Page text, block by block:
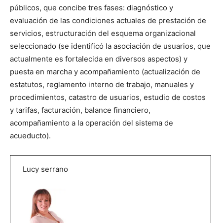
públicos, que concibe tres fases: diagnóstico y
evaluación de las condiciones actuales de prestación de
servicios, estructuración del esquema organizacional
seleccionado (se identificó la asociación de usuarios, que
actualmente es fortalecida en diversos aspectos) y
puesta en marcha y acompañamiento (actualización de
estatutos, reglamento interno de trabajo, manuales y
procedimientos, catastro de usuarios, estudio de costos
y tarifas, facturación, balance financiero,
acompañamiento a la operación del sistema de
acueducto).
Lucy serrano